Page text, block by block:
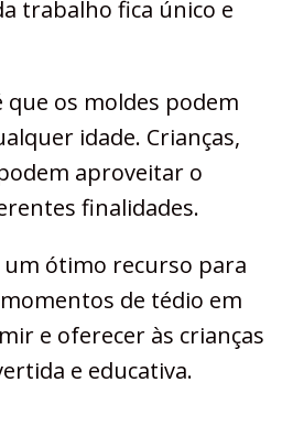
trabalho fica único e
os moldes podem
idade. Crianças,
aproveitar o
finalidades.
um ótimo recurso para
de tédio em
e oferecer às crianças
e educativa.